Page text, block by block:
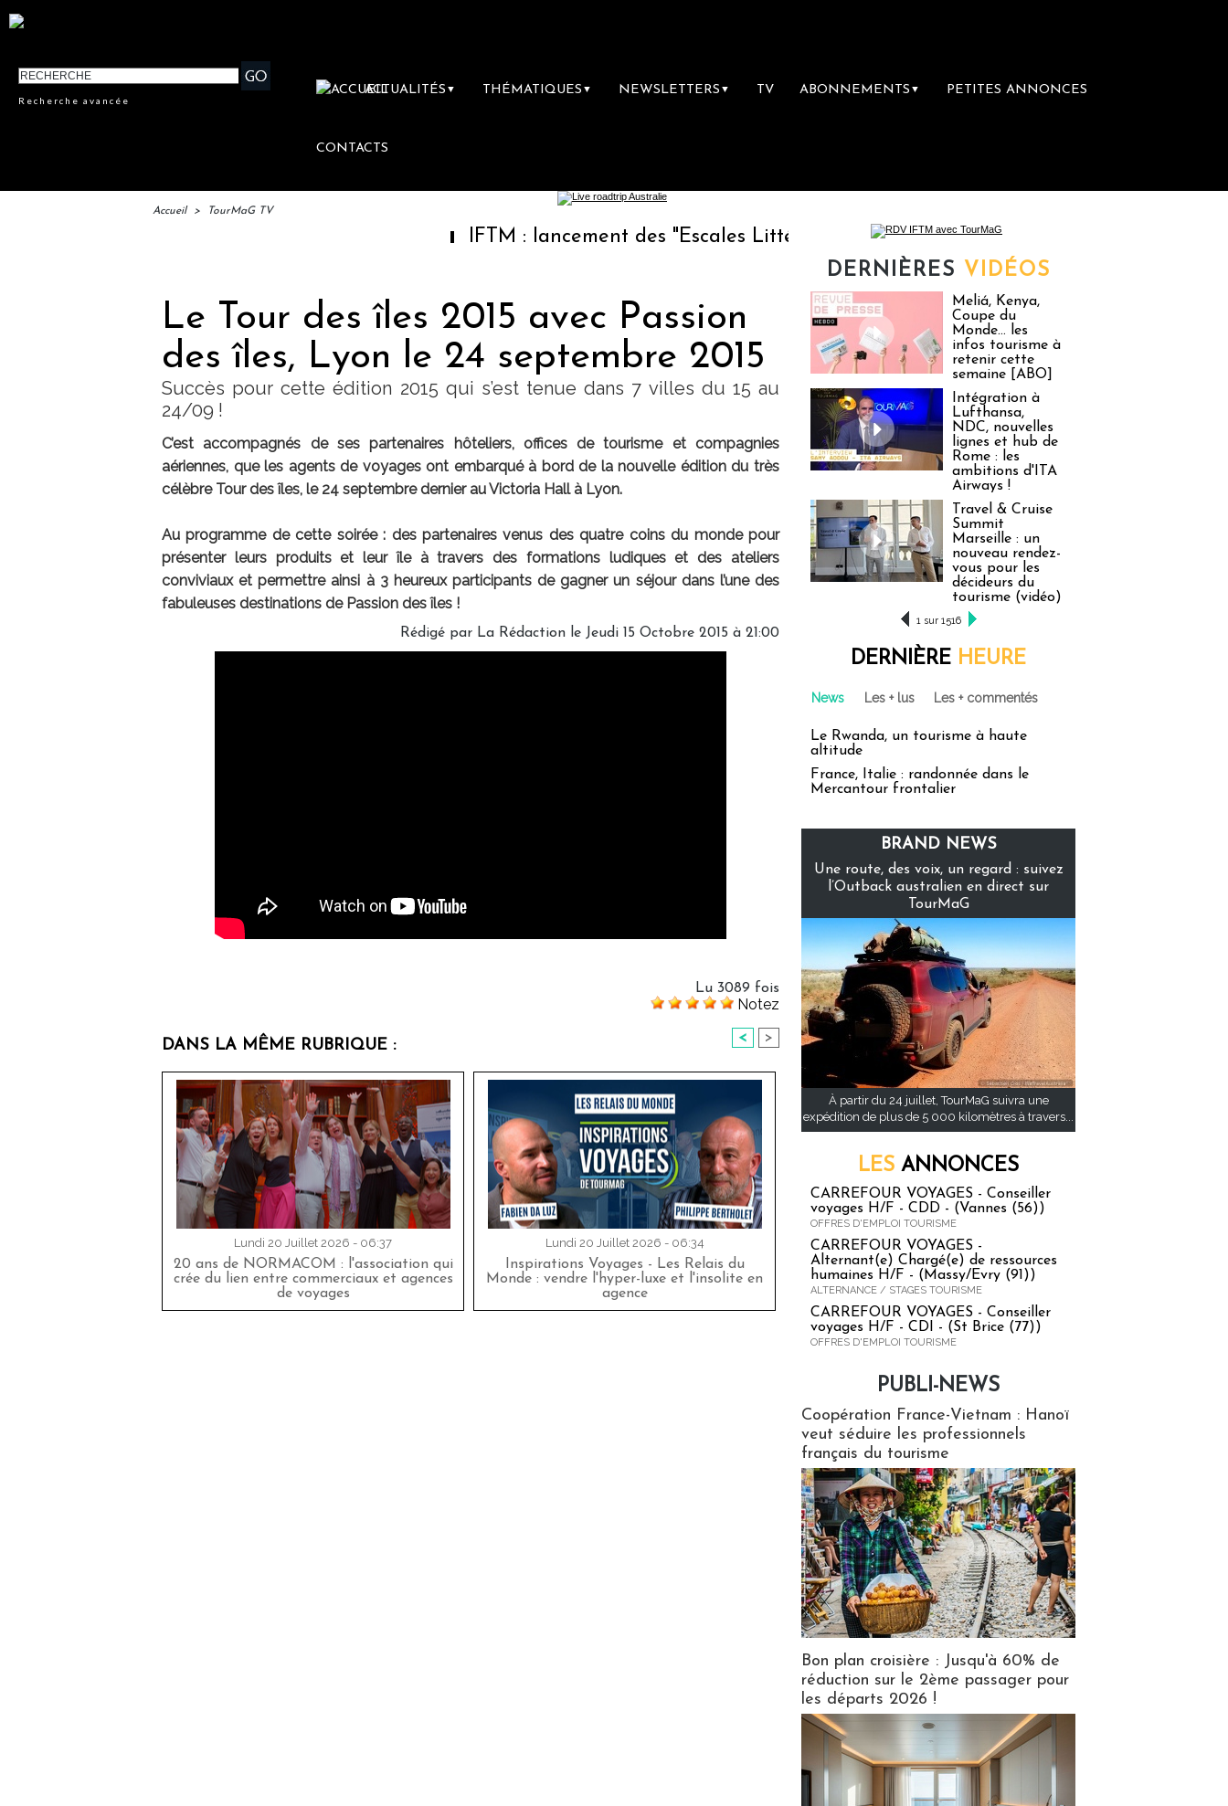
Recherche avancée
ACTUALITÉS ▼ THÉMATIQUES ▼ NEWSLETTERS ▼ TV ABONNEMENTS ▼ PETITES ANNONCES
CONTACTS
Accueil > TourMaG TV
IFTM : lancement des "Escales Littéraires", la première librairie du voyage
Le Tour des îles 2015 avec Passion
des îles, Lyon le 24 septembre 2015
Succès pour cette édition 2015 qui s’est tenue dans 7 villes du 15 au
24/09 !
C’est accompagnés de ses partenaires hôteliers, offices de tourisme et compagnies
aériennes, que les agents de voyages ont embarqué à bord de la nouvelle édition du très
célèbre Tour des îles, le 24 septembre dernier au Victoria Hall à Lyon.
Au programme de cette soirée : des partenaires venus des quatre coins du monde pour
présenter leurs produits et leur île à travers des formations ludiques et des ateliers
conviviaux et permettre ainsi à 3 heureux participants de gagner un séjour dans l’une des
fabuleuses destinations de Passion des îles !
Rédigé par La Rédaction le Jeudi 15 Octobre 2015 à 21:00
Lu 3089 fois
Notez
DANS LA MÊME RUBRIQUE : < >
Lundi 20 Juillet 2026 - 06:37
20 ans de NORMACOM : l'association qui
crée du lien entre commerciaux et agences
de voyages
Lundi 20 Juillet 2026 - 06:34
Inspirations Voyages - Les Relais du
Monde : vendre l'hyper-luxe et l'insolite en
agence
DERNIÈRES VIDÉOS
Meliá, Kenya,
Coupe du
Monde… les
infos tourisme à
retenir cette
semaine [ABO]
Intégration à
Lufthansa,
NDC, nouvelles
lignes et hub de
Rome : les
ambitions d'ITA
Airways !
Travel & Cruise
Summit
Marseille : un
nouveau rendez-
vous pour les
décideurs du
tourisme (vidéo)
1 sur 1516
DERNIÈRE HEURE
News Les + lus Les + commentés
Le Rwanda, un tourisme à haute
altitude
France, Italie : randonnée dans le
Mercantour frontalier
BRAND NEWS
Une route, des voix, un regard : suivez
l’Outback australien en direct sur
TourMaG
À partir du 24 juillet, TourMaG suivra une
expédition de plus de 5 000 kilomètres à travers...
LES ANNONCES
CARREFOUR VOYAGES - Conseiller
voyages H/F - CDD - (Vannes (56))
OFFRES D'EMPLOI TOURISME
CARREFOUR VOYAGES -
Alternant(e) Chargé(e) de ressources
humaines H/F - (Massy/Evry (91))
ALTERNANCE / STAGES TOURISME
CARREFOUR VOYAGES - Conseiller
voyages H/F - CDI - (St Brice (77))
OFFRES D'EMPLOI TOURISME
PUBLI-NEWS
Coopération France-Vietnam : Hanoï
veut séduire les professionnels
français du tourisme
Bon plan croisière : Jusqu'à 60% de
réduction sur le 2ème passager pour
les départs 2026 !